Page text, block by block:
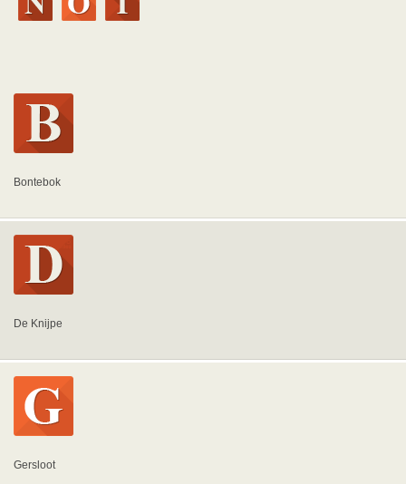
Bontebok
De Knijpe
Gersloot